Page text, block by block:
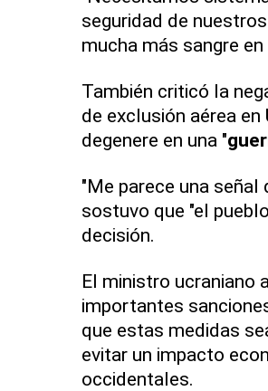
seguridad de
mucha más sangre
También criticó la
de exclusión aérea en
degenere en una "
"Me parece una señal
sostuvo que "el
decisión.
El ministro ucraniano
importantes
que estas medidas
evitar un impacto
occidentales.